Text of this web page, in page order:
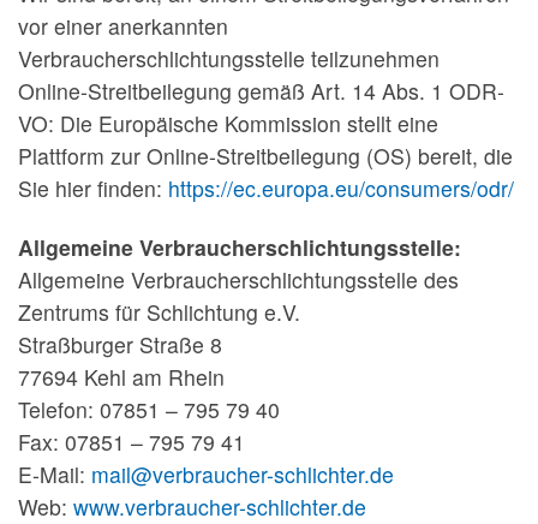
vor einer anerkannten
Verbraucherschlichtungsstelle teilzunehmen
Online-Streitbeilegung gemäß Art. 14 Abs. 1 ODR-
VO: Die Europäische Kommission stellt eine
Plattform zur Online-Streitbeilegung (OS) bereit, die
Sie hier finden: https://ec.europa.eu/consumers/odr/
Allgemeine Verbraucherschlichtungsstelle:
Allgemeine Verbraucherschlichtungsstelle des
Zentrums für Schlichtung e.V.
Straßburger Straße 8
77694 Kehl am Rhein
Telefon: 07851 – 795 79 40
Fax: 07851 – 795 79 41
E-Mail: mail@verbraucher-schlichter.de
Web: www.verbraucher-schlichter.de